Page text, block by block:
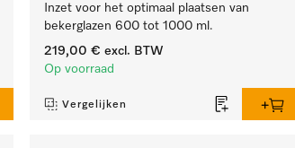
Inzet voor het optimaal plaatsen van
bekerglazen 600 tot 1000 ml.
219,00 € excl. BTW
Op voorraad
Vergelijken